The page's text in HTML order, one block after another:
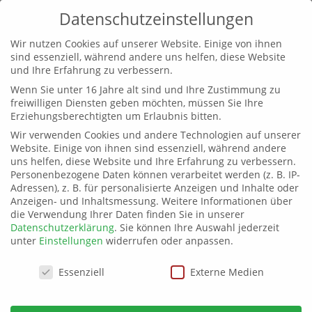
Unsere Schulen sollen ein angstfreier Raum
sein
H.M.K. (Vorsitzender LV S.-H.)
Allgemein
Lehrer und Schüler haben ein Recht auf eine
angstfreie Schule. So wie auf dem Bild der freie
Zugang zur Ostsee möglich ist, weil die nur für
Sturmfluten gedachte Barriere entfernt wurde, muss
der Zugang zur Bildung barrierefrei für alle möglich
vonH.M.K. (Vorsitzender LV S.-H.)|18. Dez. 2025|
Datenschutzeinstellungen
Wir nutzen Cookies auf unserer Website. Einige von ihnen
sind essenziell, während andere uns helfen, diese Website
und Ihre Erfahrung zu verbessern.
Wenn Sie unter 16 Jahre alt sind und Ihre Zustimmung zu
freiwilligen Diensten geben möchten, müssen Sie Ihre
Erziehungsberechtigten um Erlaubnis bitten.
Wir verwenden Cookies und andere Technologien auf unserer
Website. Einige von ihnen sind essenziell, während andere
uns helfen, diese Website und Ihre Erfahrung zu verbessern.
Personenbezogene Daten können verarbeitet werden (z. B. IP-
Adressen), z. B. für personalisierte Anzeigen und Inhalte oder
Anzeigen- und Inhaltsmessung. Weitere Informationen über
die Verwendung Ihrer Daten finden Sie in unserer
Datenschutzerklärung. Sie können Ihre Auswahl jederzeit
unter Einstellungen widerrufen oder anpassen.
Datenschutzeinstellungen
Essenziell Externe Medien